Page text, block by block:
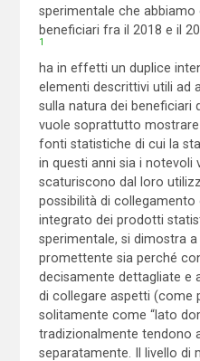
sperimentale che
beneficiari fra il 2018 e il
1
ha in effetti un duplice
elementi descrittivi utili ad
sulla natura dei beneficiari
vuole soprattutto
fonti statistiche di cui la
in questi anni sia i notevoli
scaturiscono dal loro
possibilità di collegamento
integrato dei prodotti
sperimentale, si dimostra
promettente sia perché
decisamente dettagliate e
di collegare aspetti (come
solitamente come “lato
tradizionalmente tendono
separatamente. Il livello di